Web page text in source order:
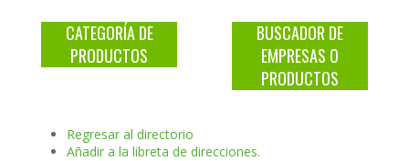
CATEGORÍA DE
PRODUCTOS
BUSCADOR DE
EMPRESAS O
PRODUCTOS
Regresar al directorio
Añadir a la libreta de direcciones.